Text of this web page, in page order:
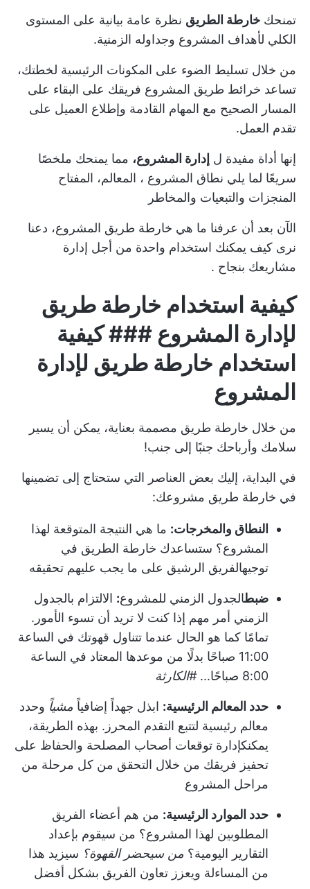
تمنحك خارطة الطريق نظرة عامة بيانية على المستوى
الكلي لأهداف المشروع وجداوله الزمنية.
من خلال تسليط الضوء على المكونات الرئيسية لخطتك،
تساعد خرائط طريق المشروع فريقك على البقاء على
المسار الصحيح مع المهام القادمة وإطلاع العميل على
تقدم العمل.
إنها أداة مفيدة ل إدارة المشروع، مما يمنحك ملخصًا
سريعًا لما يلي نطاق المشروع ، المعالم، المفتاح
المنجزات والتبعيات والمخاطر
الآن بعد أن عرفنا ما هي خارطة طريق المشروع، دعنا
نرى كيف يمكنك استخدام واحدة من أجل إدارة
مشاريعك بنجاح .
كيفية استخدام خارطة طريق
لإدارة المشروع ### كيفية
استخدام خارطة طريق لإدارة
المشروع
من خلال خارطة طريق مصممة بعناية، يمكن أن يسير
سلامك وأرباحك جنبًا إلى جنب!
في البداية، إليك بعض العناصر التي ستحتاج إلى تضمينها
في خارطة طريق مشروعك:
النطاق والمخرجات: ما هي النتيجة المتوقعة لهذا
المشروع؟ ستساعدك خارطة الطريق في
توجيهالفريق الرشيق على ما يجب عليهم تحقيقه
ضبطالجدول الزمني للمشروع: الالتزام بالجدول
الزمني أمر مهم إذا كنت لا تريد أن تسوء الأمور.
تمامًا كما هو الحال عندما تتناول قهوتك في الساعة
11:00 صباحًا بدلًا من موعدها المعتاد في الساعة
8:00 صباحًا...
#الكارثة
حدد المعالم الرئيسية: ابذل جهداً إضافياً مشياً وحدد
معالم رئيسية لتتبع التقدم المحرز. بهذه الطريقة،
يمكنكإدارة توقعات أصحاب المصلحة والحفاظ على
تحفيز فريقك من خلال التحقق من كل مرحلة من
مراحل المشروع
حدد الموارد الرئيسية: من هم أعضاء الفريق
المطلوبين لهذا المشروع؟ من سيقوم بإعداد
التقارير اليومية؟ من سيحضر القهوة؟ سيزيد هذا
من المساءلة ويعزز تعاون الفريق بشكل أفضل